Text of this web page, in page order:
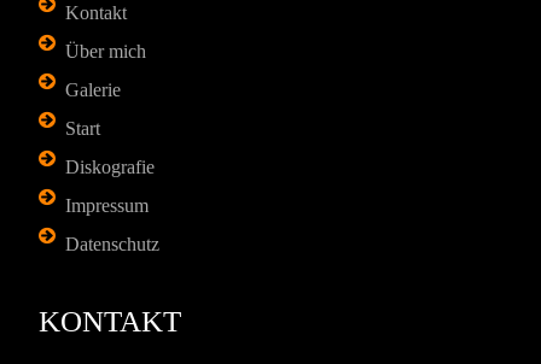
Kontakt
Über mich
Galerie
Start
Diskografie
Impressum
Datenschutz
KONTAKT